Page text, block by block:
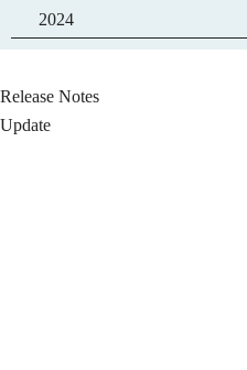
2024
Release Notes
Update